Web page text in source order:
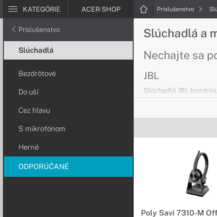
KATEGÓRIE ACER-SHOP Príslušenstvo
Príslušenstvo
Slúchadlá
Bezdrôtové
Do uší
Cez hlavu
S mikrofónom
Herné
ODPORÚČANÉ
Slúchadlá a
Nechajte sa
JBL
Slúchadlá JBL
prvotriedne
Náhlavné sústavy
najlepšie technológie
prostredia. Pracujte s
bezdrôtovým
Poly Savi 7310-M